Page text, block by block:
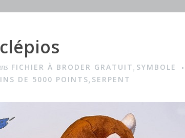
FICHIER À BRODER GRATUIT, SYMBOLE
DE 5000 POINTS, SERPENT